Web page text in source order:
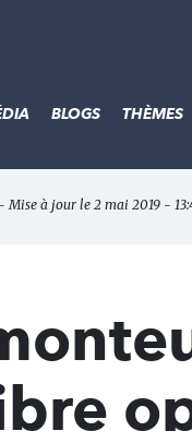
BLOGS THÈMES
Mise à jour le 2 mai 2019 -